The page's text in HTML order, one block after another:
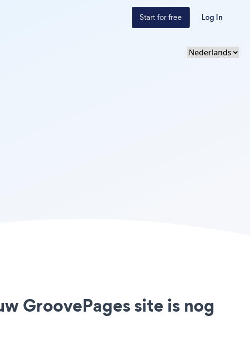
Start for free Log In
GroovePages site is nog